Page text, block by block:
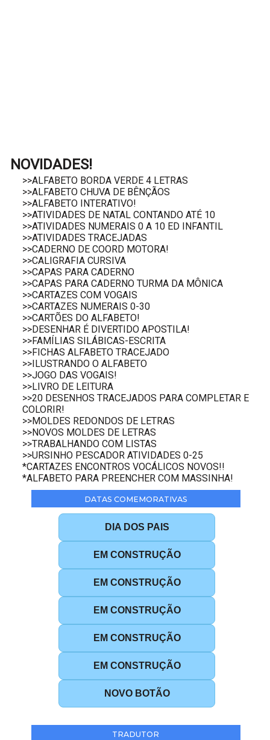
NOVIDADES!
>>ALFABETO BORDA VERDE 4 LETRAS
>>ALFABETO CHUVA DE BÊNÇÃOS
>>ALFABETO INTERATIVO!
>>ATIVIDADES DE NATAL CONTANDO ATÉ 10
>>ATIVIDADES NUMERAIS 0 A 10 ED INFANTIL
>>ATIVIDADES TRACEJADAS
>>CADERNO DE COORD MOTORA!
>>CALIGRAFIA CURSIVA
>>CAPAS PARA CADERNO
>>CAPAS PARA CADERNO TURMA DA MÔNICA
>>CARTAZES COM VOGAIS
>>CARTAZES NUMERAIS 0-30
>>CARTÕES DO ALFABETO!
>>DESENHAR É DIVERTIDO APOSTILA!
>>FAMÍLIAS SILÁBICAS-ESCRITA
>>FICHAS ALFABETO TRACEJADO
>>ILUSTRANDO O ALFABETO
>>JOGO DAS VOGAIS!
>>LIVRO DE LEITURA
>>20 DESENHOS TRACEJADOS PARA COMPLETAR E
COLORIR!
>>MOLDES REDONDOS DE LETRAS
>>NOVOS MOLDES DE LETRAS
>>TRABALHANDO COM LISTAS
>>URSINHO PESCADOR ATIVIDADES 0-25
*CARTAZES ENCONTROS VOCÁLICOS NOVOS!!
*ALFABETO PARA PREENCHER COM MASSINHA!
DATAS COMEMORATIVAS
DIA DOS PAIS
EM CONSTRUÇÃO
EM CONSTRUÇÃO
EM CONSTRUÇÃO
EM CONSTRUÇÃO
EM CONSTRUÇÃO
NOVO BOTÃO
TRADUTOR